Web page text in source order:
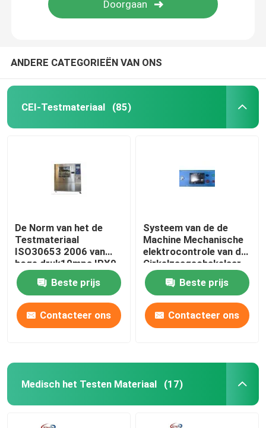
ANDERE CATEGORIEËN VAN ONS
CEI-Testmateriaal (85)
De Norm van het de
Testmateriaal
ISO30653 2006 van
hoge druk10mpa IPX9
CEI
Beste prijs
Contacteer ons
Systeem van de de
Machine Mechanische
elektrocontrole van de
Cirkelzaagschakelaar
het Testende
Beste prijs
Contacteer ons
Medisch het Testen Materiaal (17)